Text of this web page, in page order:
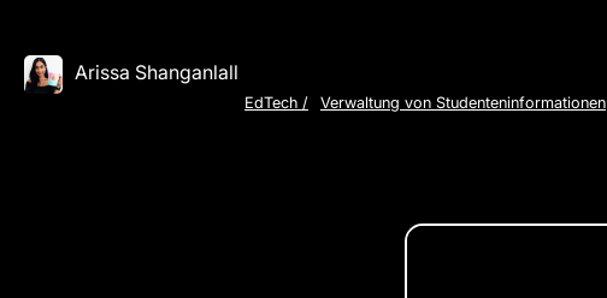
Arissa Shanganlall
EdTech / Verwaltung von Studenteninformationen